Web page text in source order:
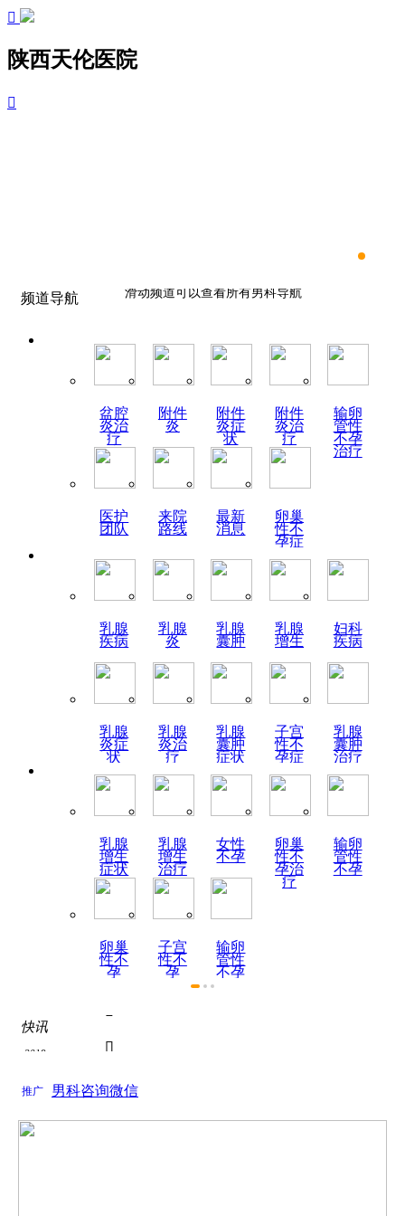

陕西天伦医院

频道导航 滑动频道可以查看所有男科导航
滑动频道可以查看所有男科导航
盆腔
炎治
疗
附件
炎
附件
炎症
状
附件
炎治
疗
输卵
管性
不孕
治疗
医护
团队
来院
路线
最新
消息
卵巢
性不
孕症
乳腺
疾病
乳腺
炎
乳腺
囊肿
乳腺
增生
妇科
疾病
乳腺
炎症
状
乳腺
炎治
疗
乳腺
囊肿
症状
子宫
性不
孕症
乳腺
囊肿
治疗
乳腺
增生
症状
乳腺
增生
治疗
女性
不孕
卵巢
性不
孕治
疗
输卵
管性
不孕
卵巢
性不
孕
子宫
性不
孕
输卵
管性
不孕
快讯
2019
2019
热烈祝贺陕西天伦不孕不

关于如何全面认识死精症？的问题， 如何全面认...

推广 男科咨询微信